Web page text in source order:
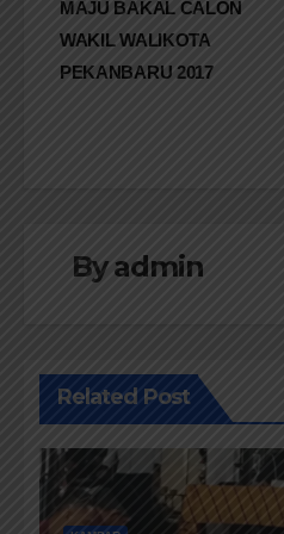
pos
MAJU BAKAL CALON
WAKIL WALIKOTA
PEKANBARU 2017
Byadmin
Related Post